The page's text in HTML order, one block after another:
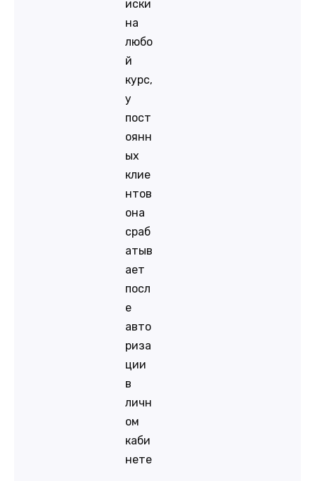
иски
на
любо
й
курс,
у
пост
оянн
ых
клие
нтов
она
сраб
атыв
ает
посл
е
авто
риза
ции
в
личн
ом
каби
нете